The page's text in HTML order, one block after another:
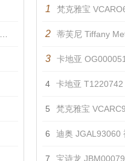
1 梵克雅宝
2 蒂芙尼 Tiffany
3 卡地亚
4 卡地亚 T1220742
5 梵克雅宝
6 迪奥 JGAL93060
7 宝诗龙